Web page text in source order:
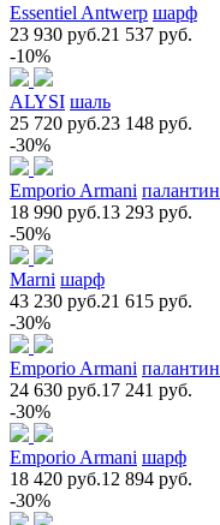
Essentiel Antwerp шарф
23 930 руб.21 537 руб.
-10%
ALYSI шаль
25 720 руб.23 148 руб.
-30%
Emporio Armani палантин
18 990 руб.13 293 руб.
-50%
Marni шарф
43 230 руб.21 615 руб.
-30%
Emporio Armani палантин
24 630 руб.17 241 руб.
-30%
Emporio Armani шарф
18 420 руб.12 894 руб.
-30%